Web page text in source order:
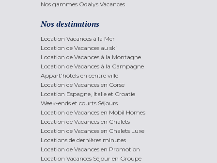
Nos gammes Odalys Vacances
Nos destinations
Location Vacances à la Mer
Location de Vacances au ski
Location de Vacances à la Montagne
Location de Vacances à la Campagne
Appart'hôtels en centre ville
Location de Vacances en Corse
Location Espagne, Italie et Croatie
Week-ends et courts Séjours
Location de Vacances en Mobil Homes
Location de Vacances en Chalets
Location de Vacances en Chalets Luxe
Locations de dernières minutes
Location de Vacances en Promotion
Location Vacances Séjour en Groupe